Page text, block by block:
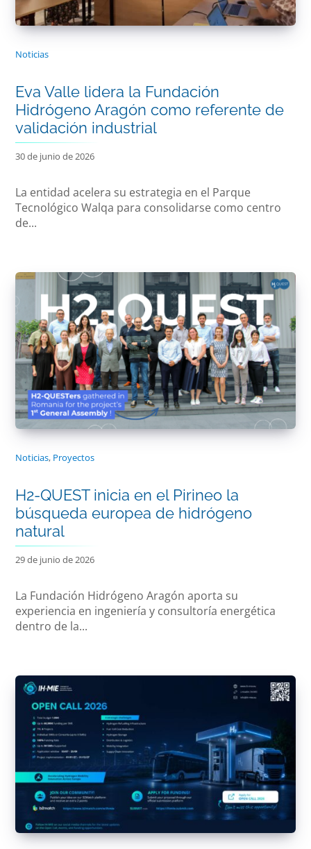
Noticias
Eva Valle lidera la Fundación
Hidrógeno Aragón como referente de
validación industrial
30 de junio de 2026
La entidad acelera su estrategia en el Parque
Tecnológico Walqa para consolidarse como centro
de...
Noticias, Proyectos
H2-QUEST inicia en el Pirineo la
búsqueda europea de hidrógeno
natural
29 de junio de 2026
La Fundación Hidrógeno Aragón aporta su
experiencia en ingeniería y consultoría energética
dentro de la...